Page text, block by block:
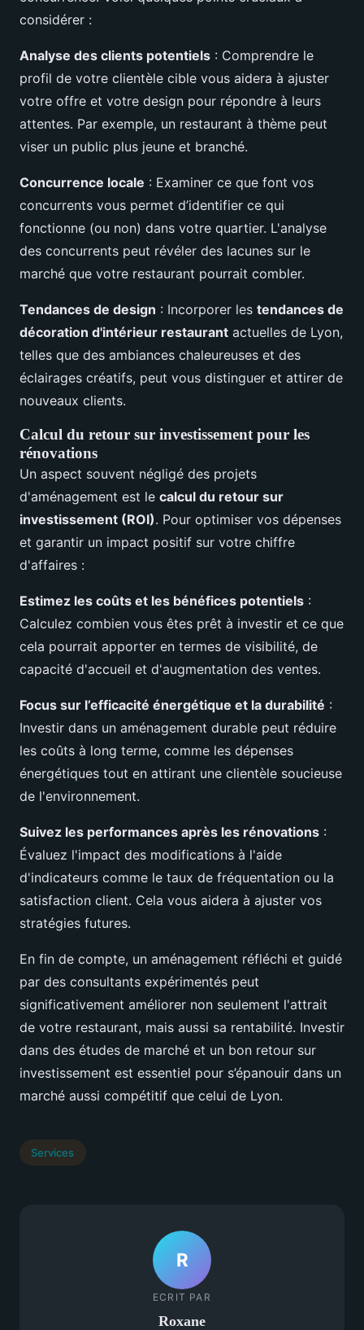
considérer :
Analyse des clients potentiels : Comprendre le
profil de votre clientèle cible vous aidera à ajuster
votre offre et votre design pour répondre à leurs
attentes. Par exemple, un restaurant à thème peut
viser un public plus jeune et branché.
Concurrence locale : Examiner ce que font vos
concurrents vous permet d’identifier ce qui
fonctionne (ou non) dans votre quartier. L'analyse
des concurrents peut révéler des lacunes sur le
marché que votre restaurant pourrait combler.
Tendances de design : Incorporer les tendances de
décoration d'intérieur restaurant actuelles de Lyon,
telles que des ambiances chaleureuses et des
éclairages créatifs, peut vous distinguer et attirer de
nouveaux clients.
Calcul du retour sur investissement pour les
rénovations
Un aspect souvent négligé des projets
d'aménagement est le calcul du retour sur
investissement (ROI). Pour optimiser vos dépenses
et garantir un impact positif sur votre chiffre
d'affaires :
Estimez les coûts et les bénéfices potentiels :
Calculez combien vous êtes prêt à investir et ce que
cela pourrait apporter en termes de visibilité, de
capacité d'accueil et d'augmentation des ventes.
Focus sur l’efficacité énergétique et la durabilité :
Investir dans un aménagement durable peut réduire
les coûts à long terme, comme les dépenses
énergétiques tout en attirant une clientèle soucieuse
de l'environnement.
Suivez les performances après les rénovations :
Évaluez l'impact des modifications à l'aide
d'indicateurs comme le taux de fréquentation ou la
satisfaction client. Cela vous aidera à ajuster vos
stratégies futures.
En fin de compte, un aménagement réfléchi et guidé
par des consultants expérimentés peut
significativement améliorer non seulement l'attrait
de votre restaurant, mais aussi sa rentabilité. Investir
dans des études de marché et un bon retour sur
investissement est essentiel pour s’épanouir dans un
marché aussi compétitif que celui de Lyon.
Services
R
ECRIT PAR
Roxane